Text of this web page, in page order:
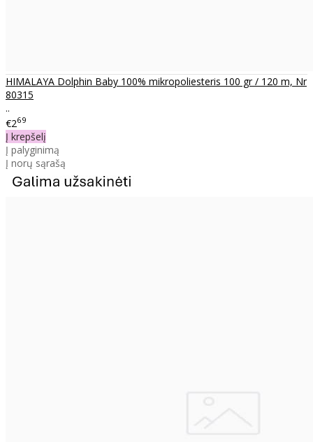
HIMALAYA Dolphin Baby 100% mikropoliesteris 100 gr / 120 m, Nr
80315
..
€269
Į krepšelį
Į palyginimą
Į norų sąrašą